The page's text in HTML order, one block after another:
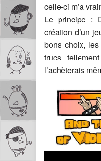
celle-ci m’a
Le principe :
création d’un
bons choix,
trucs
l’achèterais